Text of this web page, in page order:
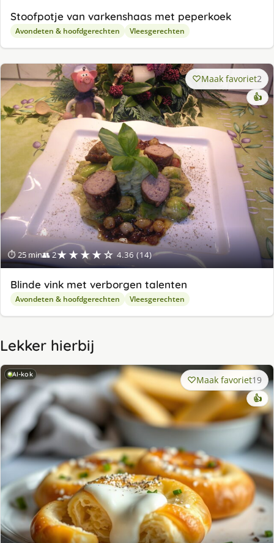
Stoofpotje van varkenshaas met peperkoek
Avondeten & hoofdgerechten Vleesgerechten
⏱ 25 min👥 2★★★★☆ 4.36 (14)
Maak favoriet2
👍
Blinde vink met verborgen talenten
Avondeten & hoofdgerechten Vleesgerechten
Lekker hierbij
AI-kok Maak favoriet19
👍